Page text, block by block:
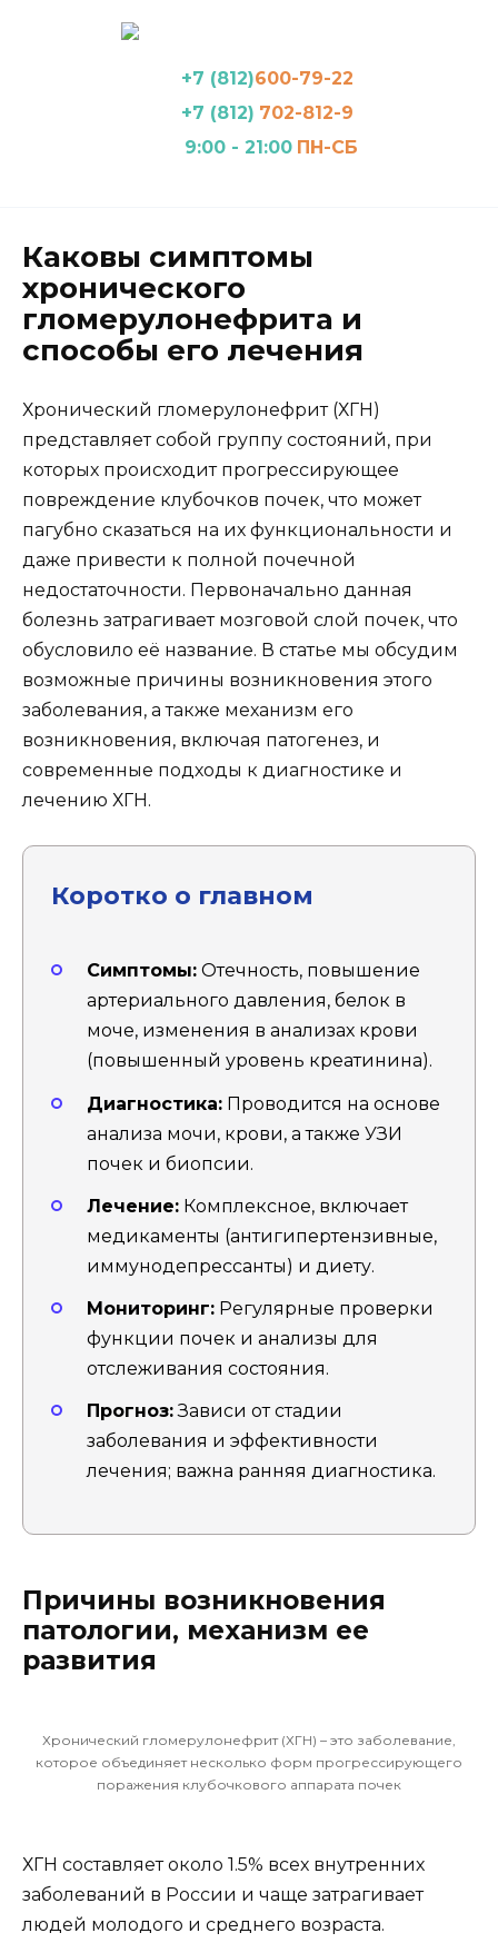
+7 (812)600-79-22
+7 (812) 702-812-9
9:00 - 21:00 ПН-СБ
Каковы симптомы
хронического
гломерулонефрита и
способы его лечения
Хронический гломерулонефрит (ХГН)
представляет собой группу состояний, при
которых происходит прогрессирующее
повреждение клубочков почек, что может
пагубно сказаться на их функциональности и
даже привести к полной почечной
недостаточности. Первоначально данная
болезнь затрагивает мозговой слой почек, что
обусловило её название. В статье мы обсудим
возможные причины возникновения этого
заболевания, а также механизм его
возникновения, включая патогенез, и
современные подходы к диагностике и
лечению ХГН.
Коротко о главном
Симптомы: Отечность, повышение
артериального давления, белок в
моче, изменения в анализах крови
(повышенный уровень креатинина).
Диагностика: Проводится на основе
анализа мочи, крови, а также УЗИ
почек и биопсии.
Лечение: Комплексное, включает
медикаменты (антигипертензивные,
иммунодепрессанты) и диету.
Мониторинг: Регулярные проверки
функции почек и анализы для
отслеживания состояния.
Прогноз:Зависи от стадии
заболевания и эффективности
лечения; важна ранняя диагностика.
Причины возникновения
патологии, механизм ее
развития
Хронический гломерулонефрит (ХГН) – это заболевание,
которое объединяет несколько форм прогрессирующего
поражения клубочкового аппарата почек
ХГН составляет около 1.5% всех внутренних
заболеваний в России и чаще затрагивает
людей молодого и среднего возраста.